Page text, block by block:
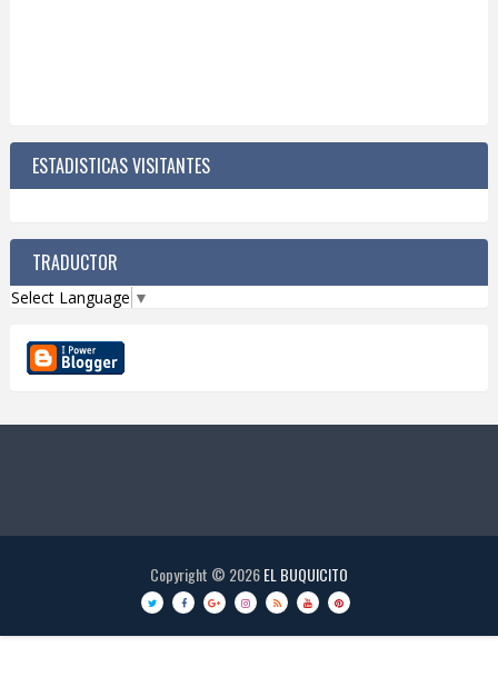
ESTADISTICAS VISITANTES
TRADUCTOR
Select Language ▼
Copyright © 2026EL BUQUICITO